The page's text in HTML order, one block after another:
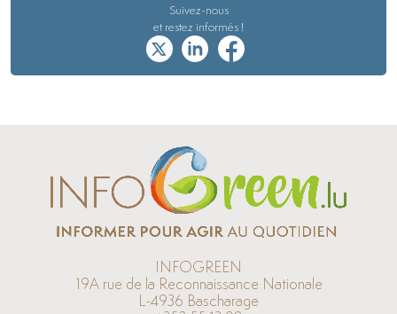
Suivez-nous
et restez informés !
INFOGREEN
19A rue de la Reconnaissance Nationale
L-4936 Bascharage